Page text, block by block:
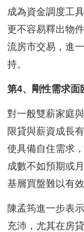
成為資金調度工
更不容易釋出物
流房市交易，進
持。
第4、剛性需求面
對一般雙薪家庭
限貸與薪資成長
使具備自住需求
成數不如預期或
基層買盤難以有效
陳孟筠進一步表
充沛，尤其在房